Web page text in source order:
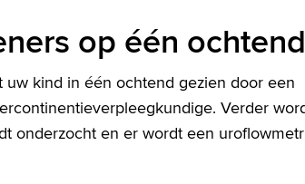
op één ochtend
kind in één ochtend gezien door een
Verder
onderzocht en er wordt een